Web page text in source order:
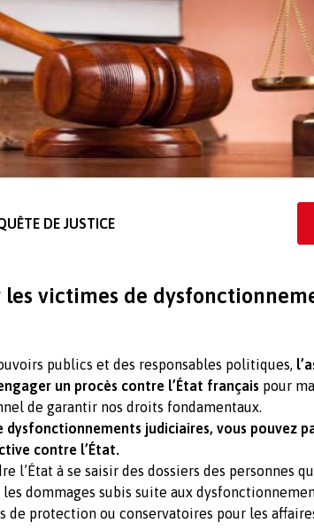
DE JUSTICE
les victimes de
publics et des responsables politiques,
un procès contre l’État français pour
de garantir nos droits fondamentaux.
dysfonctionnements judiciaires, vous pouvez
contre l’État.
l’État à se saisir des dossiers des personnes
dommages subis suite aux
de protection ou conservatoires pour les